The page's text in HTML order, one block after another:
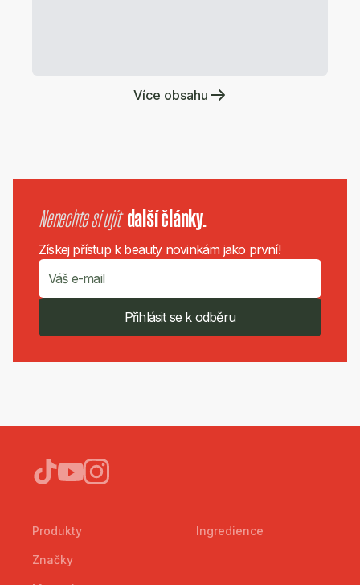
Více obsahu
Nenechte si ujít další články.
Získej přístup k beauty novinkám jako první!
Přihlásit se k odběru
Produkty
Značky
Ingredience